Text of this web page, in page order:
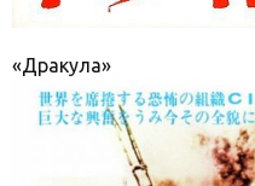
«Дракула»